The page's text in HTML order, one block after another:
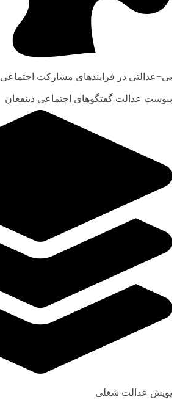
بی¬عدالتی در فرایندهای مشارکت اجتماعی
پیوست عدالت گفتگوهای اجتماعی ذینفعان
پویش عدالت شغلی